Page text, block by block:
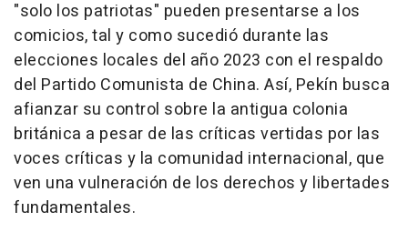
"solo los patriotas" pueden presentarse a los
comicios, tal y como sucedió durante las
elecciones locales del año 2023 con el respaldo
del Partido Comunista de China. Así, Pekín busca
afianzar su control sobre la antigua colonia
británica a pesar de las críticas vertidas por las
voces críticas y la comunidad internacional, que
ven una vulneración de los derechos y libertades
fundamentales.